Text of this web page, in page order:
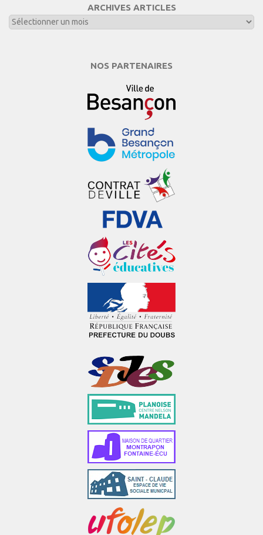
ARCHIVES ARTICLES
NOS PARTENAIRES